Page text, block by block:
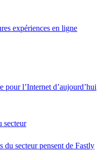
expériences en ligne
pour l’Internet d’aujourd’hui
secteur
du secteur pensent de Fastly